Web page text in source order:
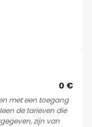
0 €
met een toegang
de tarieven die
zijn van